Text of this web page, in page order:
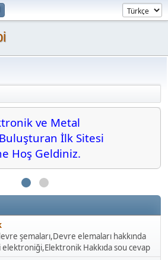
ve Metal
İlk Sitesi
Hoş Geldiniz.
şemaları,Devre elemaları hakkında
elektroniği,Elektronik Hakkıda sou cevap